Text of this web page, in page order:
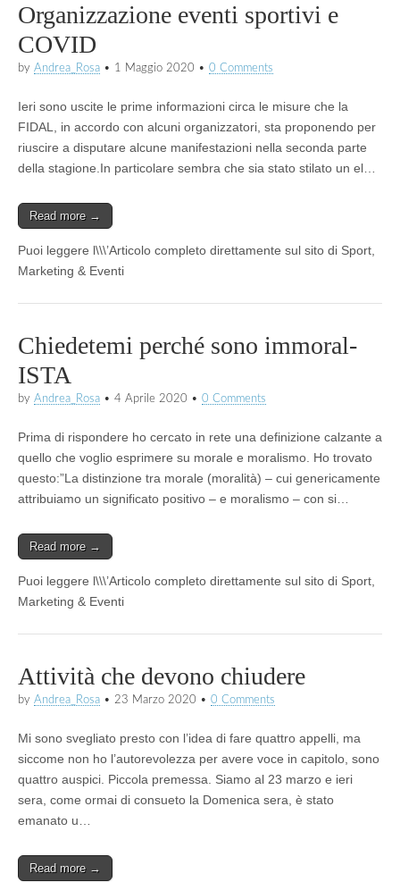
Organizzazione eventi sportivi e
COVID
by Andrea_Rosa • 1 Maggio 2020 • 0 Comments
Ieri sono uscite le prime informazioni circa le misure che la
FIDAL, in accordo con alcuni organizzatori, sta proponendo per
riuscire a disputare alcune manifestazioni nella seconda parte
della stagione.In particolare sembra che sia stato stilato un el…
Read more →
Puoi leggere l\\\’Articolo completo direttamente sul sito di Sport,
Marketing & Eventi
Chiedetemi perché sono immoral-
ISTA
by Andrea_Rosa • 4 Aprile 2020 • 0 Comments
Prima di rispondere ho cercato in rete una definizione calzante a
quello che voglio esprimere su morale e moralismo. Ho trovato
questo:”La distinzione tra morale (moralità) – cui genericamente
attribuiamo un significato positivo – e moralismo – con si…
Read more →
Puoi leggere l\\\’Articolo completo direttamente sul sito di Sport,
Marketing & Eventi
Attività che devono chiudere
by Andrea_Rosa • 23 Marzo 2020 • 0 Comments
Mi sono svegliato presto con l’idea di fare quattro appelli, ma
siccome non ho l’autorevolezza per avere voce in capitolo, sono
quattro auspici. Piccola premessa. Siamo al 23 marzo e ieri
sera, come ormai di consueto la Domenica sera, è stato
emanato u…
Read more →